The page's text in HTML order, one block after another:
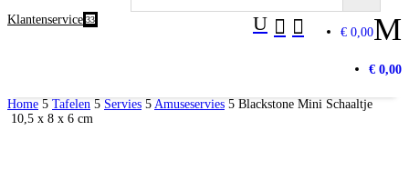
M
€ 0,00


U
Klantenservice 3
€ 0,00
Home 5 Tafelen 5 Servies 5 Amuseservies 5 Blackstone Mini Schaaltje
10,5 x 8 x 6 cm